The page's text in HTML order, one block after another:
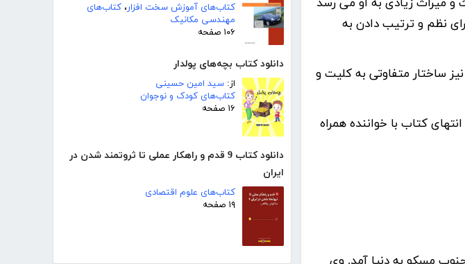
کتاب‌های آموزش سخت افزار، کتاب‌های
مهندسی مکانیک
۱۰۶ صفحه
دانلود کتاب بچه‌های پولدار
از: سید امین حسینی
کتاب‌های کودک و نوجوان
۱۶ صفحه
دانلود کتاب 9 قدم و راهکار عملی تا ثروتمند شدن در
ایران
کتاب‌های علوم اقتصادی
۱۹ صفحه
و میراث زیادی به او می رسد
نظم و ترتیب دادن به
ساختار متفاوتی به کلیت و
انتهای کتاب با خواننده همراه